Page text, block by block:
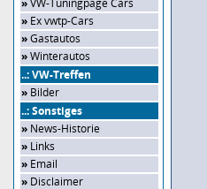
»VW-Tuningpage Cars
» Ex vwtp-Cars
»Gastautos
»Winterautos
..: VW-Treffen
» Bilder
..: Sonstiges
» News-Historie
» Links
» Email
» Disclaimer